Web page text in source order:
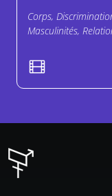
Corps,
Masculinités,